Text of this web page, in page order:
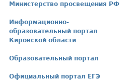
Министерство просвещения РФ
Информационно-
образовательный портал
Кировской области
Образовательный портал
Официальный портал ЕГЭ